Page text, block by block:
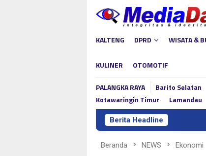
Loncat
KALTENG DPRD WISATA &
KULINER OTOMOTIF
PALANGKA RAYA Barito Selatan
Kotawaringin Timur
Lamandau
Berita Headline
Beranda NEWS Ekonomi